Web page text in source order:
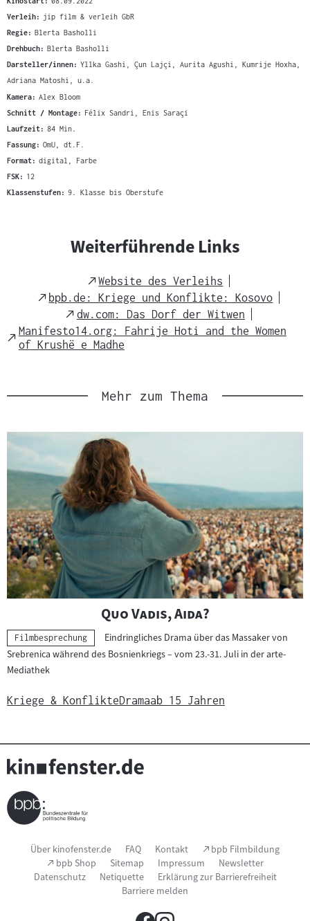
Verleih: jip film & verleih GbR
Regie: Blerta Basholli
Drehbuch: Blerta Basholli
Darsteller/innen: Yllka Gashi, Çun Lajçi, Aurita Agushi, Kumrije Hoxha,
Adriana Matoshi, u.a.
Kamera: Alex Bloom
Schnitt / Montage: Félix Sandri, Enis Saraçi
Laufzeit: 84 Min.
Fassung: OmU, dt.F.
Format: digital, Farbe
FSK: 12
Klassenstufen: 9. Klasse bis Oberstufe
Weiterführende Links
External
Link
Website des Verleihs
External
Link
bpb.de: Kriege und Konflikte: Kosovo
External
Link
dw.com: Das Dorf der Witwen
External
Link
Manifesto14.org: Fahrije Hoti and the Women
of Krushë e Madhe
Mehr zum Thema
"
Quo Vadis, Aida?"
Kategorie:
Filmbesprechung
Eindringliches Drama über das Massaker von
Srebrenica während des Bosnienkriegs – vom 23.-31. Juli in der arte-
Mediathek
Kriege & KonflikteDramaab 15 Jahren
Seitenfußnavigation
Über kinofenster.de FAQ Kontakt (Link
öffnet
im
neuen
bpb Filmbildung
(Link
öffnet
im
bpb Shop Sitemap Impressum
Newsletter
Datenschutz
Netiquette
Erklärung zur Barrierefreiheit
Barriere melden